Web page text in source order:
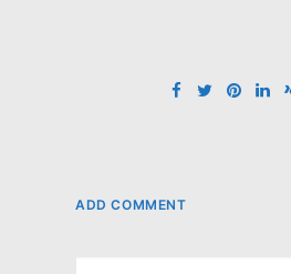
ADD COMMENT